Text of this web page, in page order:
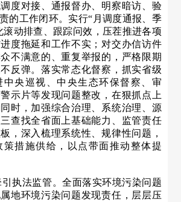
度对接、通报督办、明察暗访、验
的工作闭环。实行“月调度通报、季
滚动排查、跟踪问效，压茬推进各项
度拖延和工作不实；对交办信访件
不满意的、重复举报的，严格限期
反弹。落实常态化督察，抓实省级
中央巡视、中央生态环保督察、审
示片等发现问题整改，在狠抓点上
时，加强综合治理、系统治理、源
查找全省面上基础能力、监管责任
，深入梳理系统性、规律性问题，
策措施供给，以点带面推动整体提
引执法监管。全面落实环境污染问题
地环境污染问题发现责任，层层压